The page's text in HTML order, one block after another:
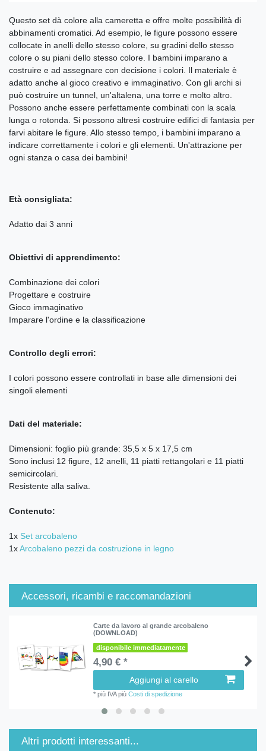
Questo set dà colore alla cameretta e offre molte possibilità di
abbinamenti cromatici. Ad esempio, le figure possono essere
collocate in anelli dello stesso colore, su gradini dello stesso
colore o su piani dello stesso colore. I bambini imparano a
costruire e ad assegnare con decisione i colori. Il materiale è
adatto anche al gioco creativo e immaginativo. Con gli archi si
può costruire un tunnel, un'altalena, una torre e molto altro.
Possono anche essere perfettamente combinati con la scala
lunga o rotonda. Si possono altresì costruire edifici di fantasia per
farvi abitare le figure. Allo stesso tempo, i bambini imparano a
indicare correttamente i colori e gli elementi. Un'attrazione per
ogni stanza o casa dei bambini!
Età consigliata:
Adatto dai 3 anni
Obiettivi di apprendimento:
Combinazione dei colori
Progettare e costruire
Gioco immaginativo
Imparare l'ordine e la classificazione
Controllo degli errori:
I colori possono essere controllati in base alle dimensioni dei
singoli elementi
Dati del materiale:
Dimensioni: foglio più grande: 35,5 x 5 x 17,5 cm
Sono inclusi 12 figure, 12 anelli, 11 piatti rettangolari e 11 piatti
semicircolari.
Resistente alla saliva.
Contenuto:
1x Set arcobaleno
1xArcobaleno pezzi da costruzione in legno
Accessori, ricambi e raccomandazioni
Carte da lavoro al grande arcobaleno
(DOWNLOAD)
disponibile immediatamente
4,90 € *
Aggiungi al carello
*più IVApiùCosti di spedizione
Altri prodotti interessanti...